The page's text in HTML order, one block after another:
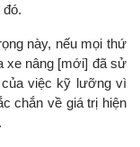
này, nếu mọi thứ
xe nâng [mới] đã sử
việc kỹ lưỡng vì
chắn về giá trị hiện